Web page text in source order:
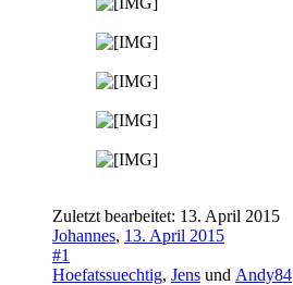
Zuletzt bearbeitet: 13. April 2015
Johannes, 13. April 2015
#1
Hoefatssuechtig, Jens und Andy84